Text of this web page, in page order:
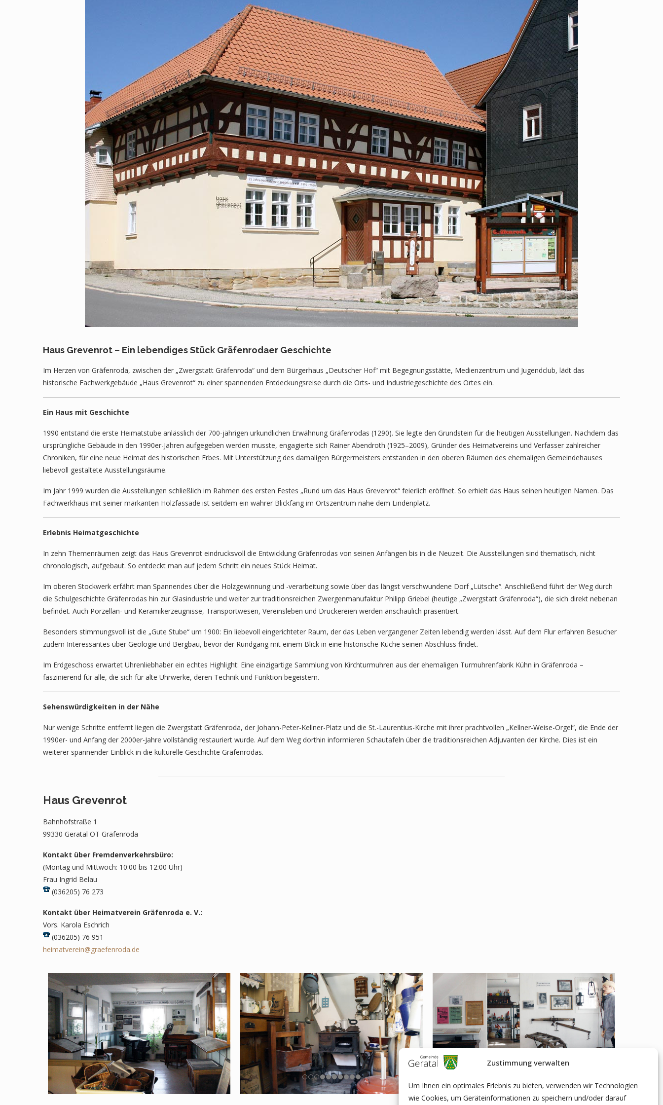
Zustimmung verwalten
Um Ihnen ein optimales Erlebnis zu bieten, verwenden wir Technologien
wie Cookies, um Geräteinformationen zu speichern und/oder darauf
Haus Grevenrot – Ein lebendiges Stück Gräfenrodaer Geschichte
Im Herzen von Gräfenroda, zwischen der „Zwergstatt Gräfenroda“ und dem Bürgerhaus „Deutscher Hof“ mit Begegnungsstätte, Medienzentrum und Jugendclub, lädt das
historische Fachwerkgebäude „Haus Grevenrot“ zu einer spannenden Entdeckungsreise durch die Orts- und Industriegeschichte des Ortes ein.
Ein Haus mit Geschichte
1990 entstand die erste Heimatstube anlässlich der 700-jährigen urkundlichen Erwähnung Gräfenrodas (1290). Sie legte den Grundstein für die heutigen Ausstellungen. Nachdem das
ursprüngliche Gebäude in den 1990er-Jahren aufgegeben werden musste, engagierte sich Rainer Abendroth (1925–2009), Gründer des Heimatvereins und Verfasser zahlreicher
Chroniken, für eine neue Heimat des historischen Erbes. Mit Unterstützung des damaligen Bürgermeisters entstanden in den oberen Räumen des ehemaligen Gemeindehauses
liebevoll gestaltete Ausstellungsräume.
Im Jahr 1999 wurden die Ausstellungen schließlich im Rahmen des ersten Festes „Rund um das Haus Grevenrot“ feierlich eröffnet. So erhielt das Haus seinen heutigen Namen. Das
Fachwerkhaus mit seiner markanten Holzfassade ist seitdem ein wahrer Blickfang im Ortszentrum nahe dem Lindenplatz.
Erlebnis Heimatgeschichte
In zehn Themenräumen zeigt das Haus Grevenrot eindrucksvoll die Entwicklung Gräfenrodas von seinen Anfängen bis in die Neuzeit. Die Ausstellungen sind thematisch, nicht
chronologisch, aufgebaut. So entdeckt man auf jedem Schritt ein neues Stück Heimat.
Im oberen Stockwerk erfährt man Spannendes über die Holzgewinnung und -verarbeitung sowie über das längst verschwundene Dorf „Lütsche“. Anschließend führt der Weg durch
die Schulgeschichte Gräfenrodas hin zur Glasindustrie und weiter zur traditionsreichen Zwergenmanufaktur Philipp Griebel (heutige „Zwergstatt Gräfenroda“), die sich direkt nebenan
befindet. Auch Porzellan- und Keramikerzeugnisse, Transportwesen, Vereinsleben und Druckereien werden anschaulich präsentiert.
Besonders stimmungsvoll ist die „Gute Stube“ um 1900: Ein liebevoll eingerichteter Raum, der das Leben vergangener Zeiten lebendig werden lässt. Auf dem Flur erfahren Besucher
zudem Interessantes über Geologie und Bergbau, bevor der Rundgang mit einem Blick in eine historische Küche seinen Abschluss findet.
Im Erdgeschoss erwartet Uhrenliebhaber ein echtes Highlight: Eine einzigartige Sammlung von Kirchturmuhren aus der ehemaligen Turmuhrenfabrik Kühn in Gräfenroda –
faszinierend für alle, die sich für alte Uhrwerke, deren Technik und Funktion begeistern.
Sehenswürdigkeiten in der Nähe
Nur wenige Schritte entfernt liegen die Zwergstatt Gräfenroda, der Johann-Peter-Kellner-Platz und die St.-Laurentius-Kirche mit ihrer prachtvollen „Kellner-Weise-Orgel“, die Ende der
1990er- und Anfang der 2000er-Jahre vollständig restauriert wurde. Auf dem Weg dorthin informieren Schautafeln über die traditionsreichen Adjuvanten der Kirche. Dies ist ein
weiterer spannender Einblick in die kulturelle Geschichte Gräfenrodas.
Haus Grevenrot
Bahnhofstraße 1
99330 Geratal OT Gräfenroda
Kontakt über Fremdenverkehrsbüro:
(Montag und Mittwoch: 10:00 bis 12:00 Uhr)
Frau Ingrid Belau
(036205) 76 273
Kontakt über Heimatverein Gräfenroda e. V.:
Vors. Karola Eschrich
(036205) 76 951
heimatverein@graefenroda.de